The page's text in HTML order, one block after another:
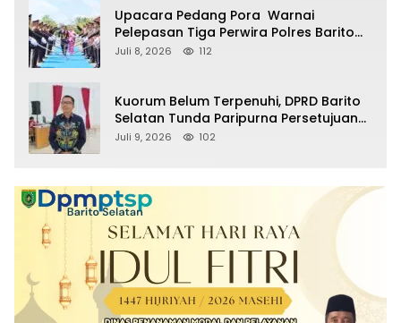
Upacara Pedang Pora Warnai
Pelepasan Tiga Perwira Polres Barito
Selatan Masuki Masa Pensiun
Juli 8, 2026 112
Kuorum Belum Terpenuhi, DPRD Barito
Selatan Tunda Paripurna Persetujuan
Raperda Pertanggungjawaban APBD
Juli 9, 2026 102